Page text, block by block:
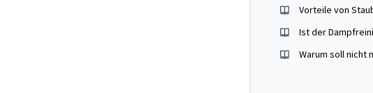
Vorteile von
Ist der